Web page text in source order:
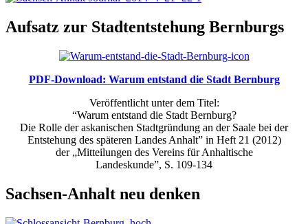
Aufsatz zur Stadtentstehung Bernburgs
PDF-Download: Warum entstand die Stadt Bernburg
Veröffentlicht unter dem Titel:
“Warum entstand die Stadt Bernburg?
Die Rolle der askanischen Stadtgründung an der Saale bei der
Entstehung des späteren Landes Anhalt” in Heft 21 (2012)
der „Mitteilungen des Vereins für Anhaltische
Landeskunde”, S. 109-134
Sachsen-Anhalt neu denken